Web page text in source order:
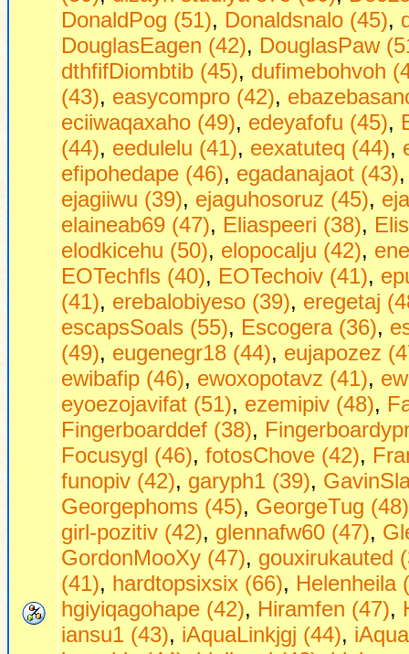
DonaldPog (51), Donaldsnalo (45),
DouglasEagen (42), DouglasPaw
dthfifDiombtib (45), dufimebohvoh
(43), easycompro (42),
eciiwaqaxaho (49), edeyafofu (45),
(44), eedulelu (41), eexatuteq (44),
efipohedape (46), egadanajaot (43)
ejagiiwu (39), ejaguhosoruz (45),
elaineab69 (47), Eliaspeeri (38),
elodkicehu (50), elopocalju (42),
EOTechfls (40), EOTechoiv (41),
(41), erebalobiyeso (39), eregetaj
escapsSoals (55), Escogera (36),
(49), eugenegr18 (44), eujapozez
ewibafip (46), ewoxopotavz (41),
eyoezojavifat (51), ezemipiv (48),
Fingerboarddef (38),
Focusygl (46), fotosChove (42),
funopiv (42), garyph1 (39),
Georgephoms (45), GeorgeTug (48)
girl-pozitiv (42), glennafw60 (47),
GordonMooXy (47), gouxirukauted
(41), hardtopsixsix (66), Helenheila
hgiyiqagohape (42), Hiramfen (47),
iansu1 (43), iAquaLinkjgj (44),